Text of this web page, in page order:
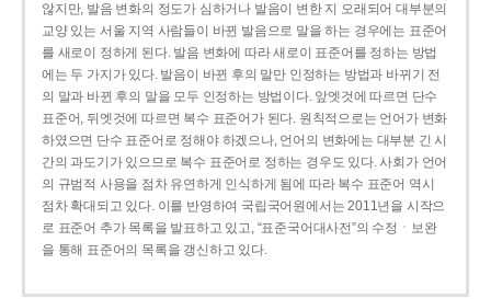
않지만, 발음 변화의 정도가 심하거나 발음이 변한 지 오래되어 대부분의
교양 있는 서울 지역 사람들이 바뀐 발음으로 말을 하는 경우에는 표준어
를 새로이 정하게 된다. 발음 변화에 따라 새로이 표준어를 정하는 방법
에는 두 가지가 있다. 발음이 바뀐 후의 말만 인정하는 방법과 바뀌기 전
의 말과 바뀐 후의 말을 모두 인정하는 방법이다. 앞엣것에 따르면 단수
표준어, 뒤엣것에 따르면 복수 표준어가 된다. 원칙적으로는 언어가 변화
하였으면 단수 표준어로 정해야 하겠으나, 언어의 변화에는 대부분 긴 시
간의 과도기가 있으므로 복수 표준어로 정하는 경우도 있다. 사회가 언어
의 규범적 사용을 점차 유연하게 인식하게 됨에 따라 복수 표준어 역시
점차 확대되고 있다. 이를 반영하여 국립국어원에서는 2011년을 시작으
로 표준어 추가 목록을 발표하고 있고, “표준국어대사전”의 수정ㆍ보완
을 통해 표준어의 목록을 갱신하고 있다.